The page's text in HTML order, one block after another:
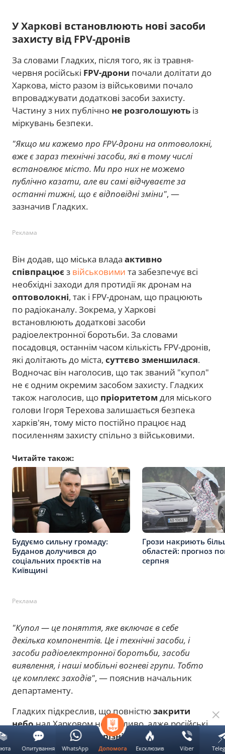
У Харкові встановлюють нові засоби
захисту від FPV-дронів
За словами Гладких, після того, як із травня-
червня російські FPV-дрони почали долітати до
Харкова, місто разом із військовими почало
впроваджувати додаткові засоби захисту.
Частину з них публічно не розголошують із
міркувань безпеки.
"Якщо ми кажемо про FPV-дрони на оптоволокні,
вже є зараз технічні засоби, які в тому числі
встановлює місто. Ми про них не можемо
публічно казати, але ви самі відчуваєте за
останні тижні, що є відповідні зміни", —
зазначив Гладких.
Реклама
Він додав, що міська влада активно
співпрацюєз військовими та забезпечує всі
необхідні заходи для протидії як дронам на
оптоволокні, так і FPV-дронам, що працюють
по радіоканалу. Зокрема, у Харкові
встановлюють додаткові засоби
радіоелектронної боротьби. За словами
посадовця, останнім часом кількість FPV-дронів,
які долітають до міста, суттєво зменшилася.
Водночас він наголосив, що так званий "купол"
не є одним окремим засобом захисту. Гладких
також наголосив, що пріоритетом для міського
голови Ігоря Терехова залишається безпека
харків'ян, тому місто постійно працює над
посиленням захисту спільно з військовими.
Читайте також:
Будуємо сильну громаду:
Буданов долучився до
соціальних проєктів на
Київщині
Грози накриють
областей: прогноз
серпня
Реклама
"Купол — це поняття, яке включає в себе
декілька компонентів. Це і технічні засоби, і
засоби радіоелектронної боротьби, засоби
виявлення, і наші мобільні вогневі групи. Тобто
це комплекс заходів", — пояснив начальник
департаменту.
Гладких підкреслив, що повністюзакрити
небонад Харковом неможливо, адже російські
військазастосовуютьрізні типи засобів
ураження
, часто комбінуючи їх під час атак та
Допомога Ексклюзив Viber
Опитування WhatsApp